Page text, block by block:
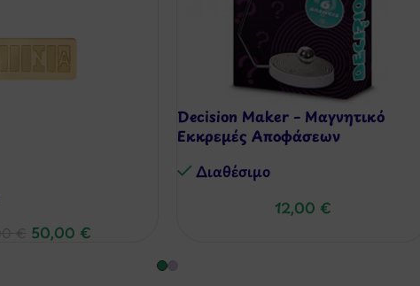
50,00 €
Decision Maker – Μαγνητικό
Εκκρεμές Αποφάσεων
Διαθέσιμo
12,00 €